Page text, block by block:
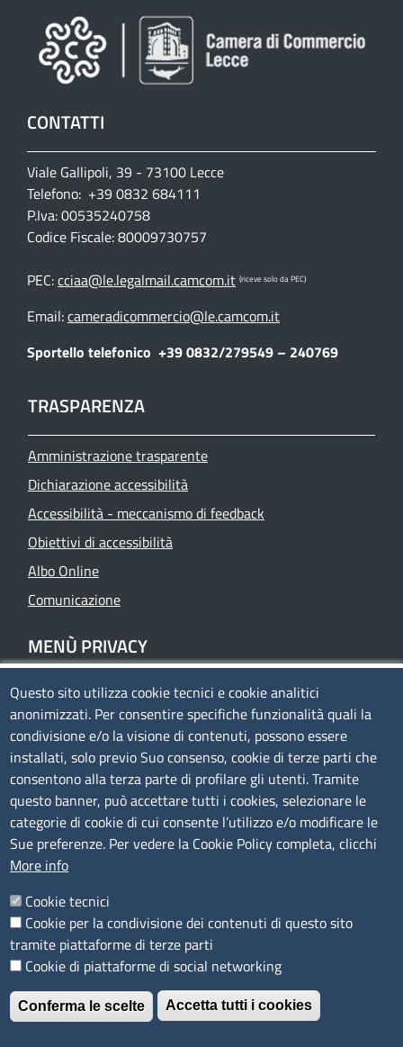
CONTATTI
Viale Gallipoli, 39 - 73100 Lecce
Telefono: +39 0832 684111
P.Iva: 00535240758
Codice Fiscale: 80009730757
PEC:cciaa@le.legalmail.camcom.it (riceve solo da PEC)
Email:cameradicommercio@le.camcom.it
Sportello telefonico +39 0832/279549 – 240769
TRASPARENZA
Amministrazione trasparente
Dichiarazione accessibilità
Accessibilità - meccanismo di feedback
Obiettivi di accessibilità
Albo Online
Comunicazione
MENÙ PRIVACY
Privacy
Cookie policy
Note legali
Mappa del sito
Accesso riservato
SEGUICI SU
È un servizio realizzato da
Questo sito utilizza cookie tecnici e cookie analitici
anonimizzati. Per consentire specifiche funzionalità quali la
condivisione e/o la visione di contenuti, possono essere
installati, solo previo Suo consenso, cookie di terze parti che
consentono alla terza parte di profilare gli utenti. Tramite
questo banner, può accettare tutti i cookies, selezionare le
categorie di cookie di cui consente l’utilizzo e/o modificare le
Sue preferenze. Per vedere la Cookie Policy completa, clicchi
More info
Cookie tecnici
Cookie per la condivisione dei contenuti di questo sito
tramite piattaforme di terze parti
Cookie di piattaforme di social networking
Conferma le scelte Accetta tutti i cookies